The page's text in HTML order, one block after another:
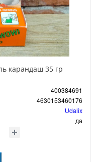
карандаш 35 гр
400384691
4630153460176
Udalix
да